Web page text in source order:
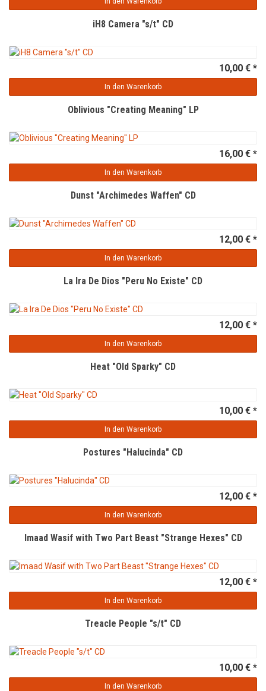
iH8 Camera "s/t" CD
10,00 € *
In den Warenkorb
Oblivious "Creating Meaning" LP
16,00 € *
In den Warenkorb
Dunst "Archimedes Waffen" CD
12,00 € *
In den Warenkorb
La Ira De Dios "Peru No Existe" CD
12,00 € *
In den Warenkorb
Heat "Old Sparky" CD
10,00 € *
In den Warenkorb
Postures "Halucinda" CD
12,00 € *
In den Warenkorb
Imaad Wasif with Two Part Beast "Strange Hexes" CD
12,00 € *
In den Warenkorb
Treacle People "s/t" CD
10,00 € *
In den Warenkorb